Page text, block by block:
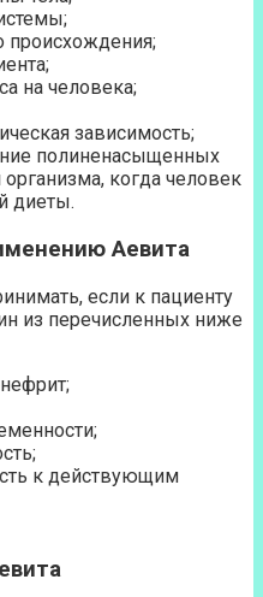
происхождения;
на человека;
зависимость;
полиненасыщенных
когда человек
диеты.
Аевита
если к пациенту
из перечисленных ниже
к действующим